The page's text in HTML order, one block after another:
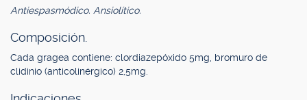
Antiespasmódico. Ansiolítico.
Composición.
Cada gragea contiene: clordiazepóxido 5mg, bromuro de
clidinio (anticolinérgico) 2,5mg.